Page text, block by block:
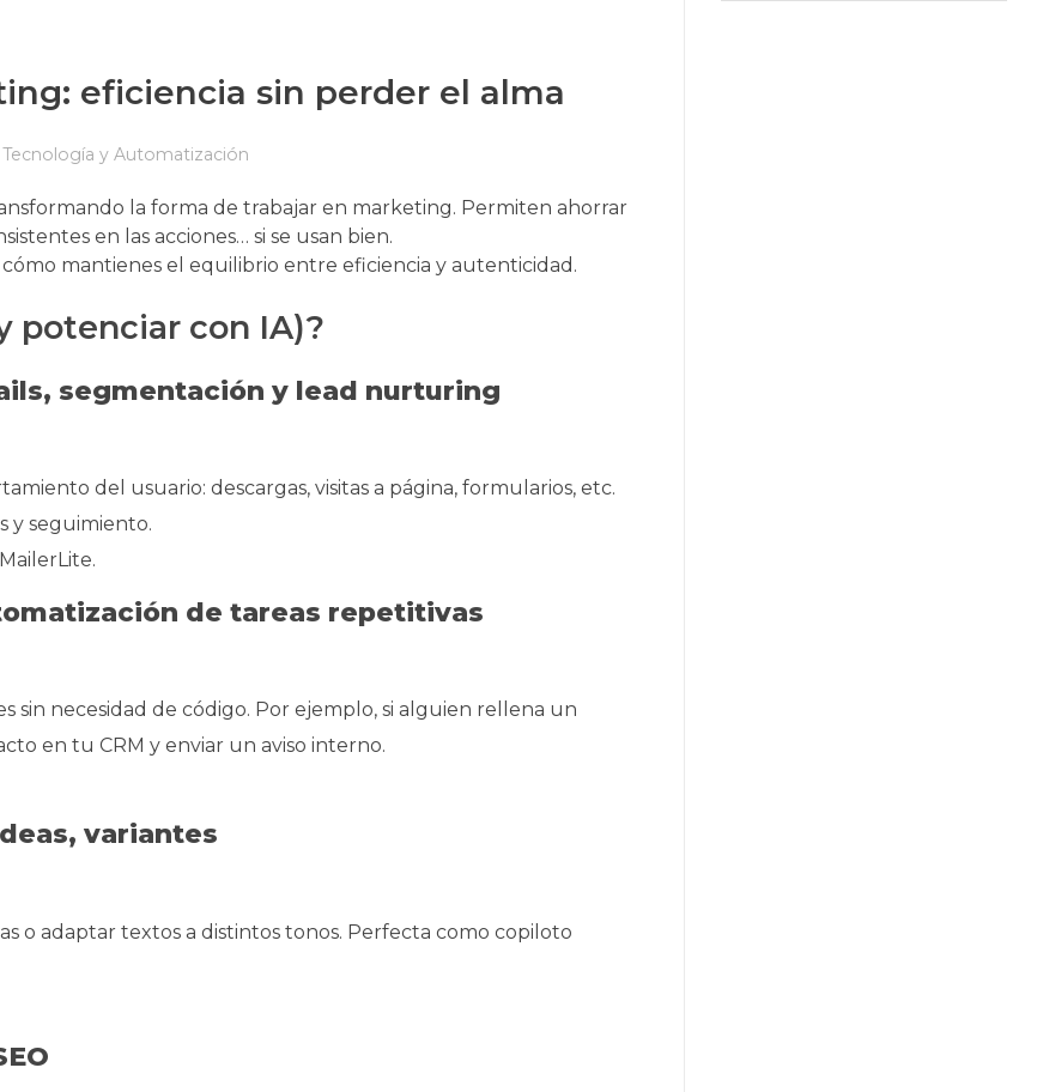
eficiencia sin perder el alma
Tecnología y Automatización
la forma de trabajar en marketing. Permiten ahorrar
en las acciones… si se usan bien.
mantienes el equilibrio entre eficiencia y autenticidad.
potenciar con IA)?
segmentación y lead nurturing
del usuario: descargas, visitas a página, formularios, etc.
y seguimiento.
de tareas repetitivas
sin necesidad de código. Por ejemplo, si alguien rellena un
en tu CRM y enviar un aviso interno.
variantes
o adaptar textos a distintos tonos. Perfecta como copiloto